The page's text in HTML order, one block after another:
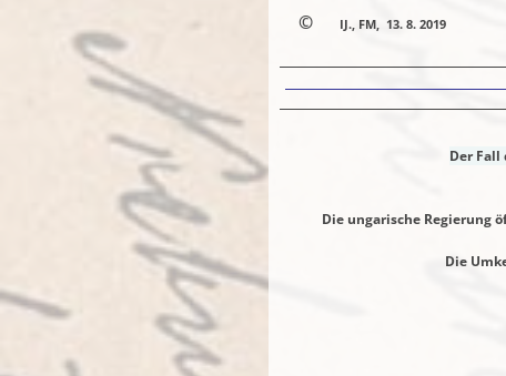
© IJ., FM, 13. 8. 2019
Der Fall
Die ungarische Regierung
Die Umkehr des 11. 9.